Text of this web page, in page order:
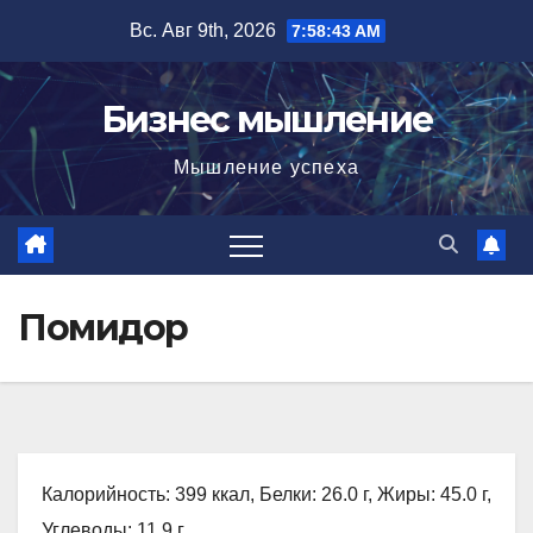
содержимому
Вс. Авг 9th, 2026 7:58:44 AM
Бизнес мышление
Мышление успеха
Помидор
Калорийность: 399 ккал, Белки: 26.0 г, Жиры: 45.0 г,